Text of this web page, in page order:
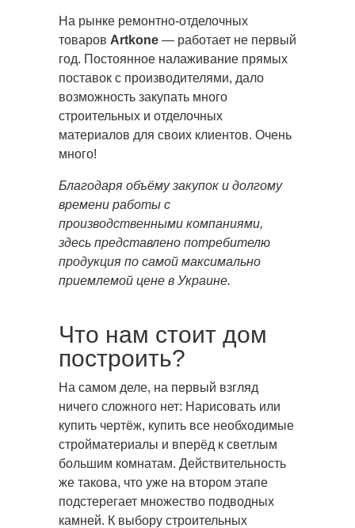
На рынке ремонтно-отделочных
товаров Artkone — работает не первый
год. Постоянное налаживание прямых
поставок с производителями, дало
возможность закупать много
строительных и отделочных
материалов для своих клиентов. Очень
много!
Благодаря объёму закупок и долгому
времени работы с
производственными компаниями,
здесь представлено потребителю
продукция по самой максимально
приемлемой цене в Украине.
Что нам стоит дом
построить?
На самом деле, на первый взгляд
ничего сложного нет: Нарисовать или
купить чертёж, купить все необходимые
стройматериалы и вперёд к светлым
большим комнатам. Действительность
же такова, что уже на втором этапе
подстерегает множество подводных
камней. К выбору строительных